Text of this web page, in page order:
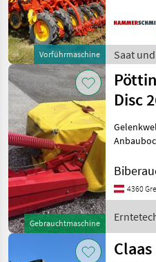
Vorführmaschine
hydr.
Saat und
Pflege /
Gebrauchtmaschine
Disc
U/min 5
4360